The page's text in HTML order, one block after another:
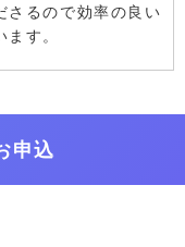
さるので効率の良い
す。
申込